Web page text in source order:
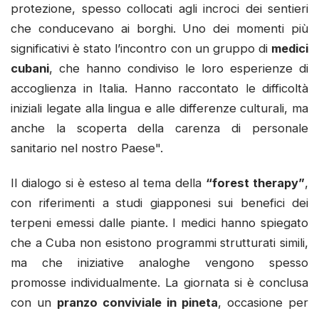
protezione, spesso collocati agli incroci dei sentieri
che conducevano ai borghi. Uno dei momenti più
significativi è stato l’incontro con un gruppo di medici
cubani, che hanno condiviso le loro esperienze di
accoglienza in Italia. Hanno raccontato le difficoltà
iniziali legate alla lingua e alle differenze culturali, ma
anche la scoperta della carenza di personale
sanitario nel nostro Paese".
Il dialogo si è esteso al tema della “forest therapy”,
con riferimenti a studi giapponesi sui benefici dei
terpeni emessi dalle piante. I medici hanno spiegato
che a Cuba non esistono programmi strutturati simili,
ma che iniziative analoghe vengono spesso
promosse individualmente. La giornata si è conclusa
con un pranzo conviviale in pineta, occasione per